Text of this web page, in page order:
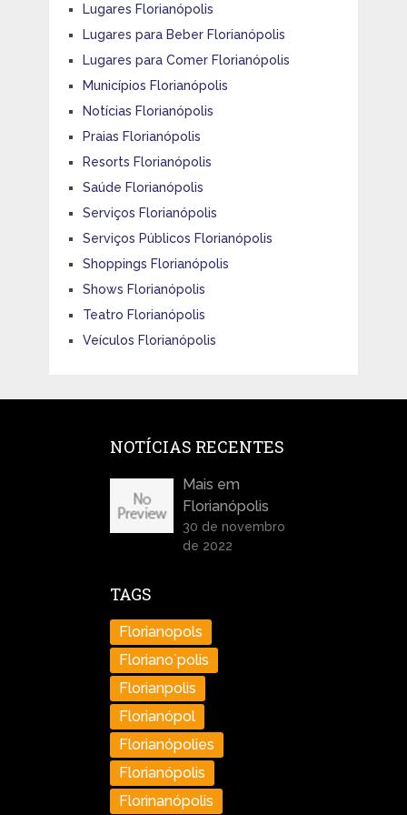
Lugares Florianópolis
Lugares para Beber Florianópolis
Lugares para Comer Florianópolis
Municípios Florianópolis
Notícias Florianópolis
Praias Florianópolis
Resorts Florianópolis
Saúde Florianópolis
Serviços Florianópolis
Serviços Públicos Florianópolis
Shoppings Florianópolis
Shows Florianópolis
Teatro Florianópolis
Veículos Florianópolis
NOTÍCIAS RECENTES
Mais em
Florianópolis
30 de novembro
de 2022
TAGS
Florianopols
Floriano´polis
Florianpolis
Florianópol
Florianópolies
Florianópolis
Florinanópolis